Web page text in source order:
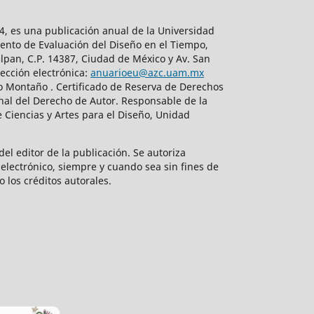
es una publicación anual de la Universidad
de Evaluación del Diseño en el Tiempo,
C.P. 14387, Ciudad de México y Av. San
electrónica: anuarioeu@azc.uam.mx
. Certificado de Reserva de Derechos
del Derecho de Autor. Responsable de la
y Artes para el Diseño, Unidad
editor de la publicación. Se autoriza
siempre y cuando sea sin fines de
los créditos autorales.